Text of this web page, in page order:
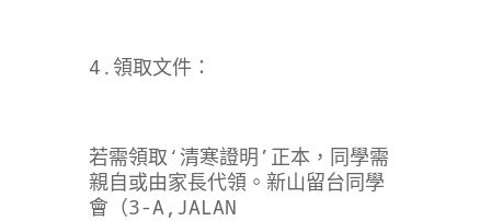
4.領取文件：
若需領取‘清寒證明’正本，同學需
親自或由家長代領。新山留台同學
會（3-A,JALAN